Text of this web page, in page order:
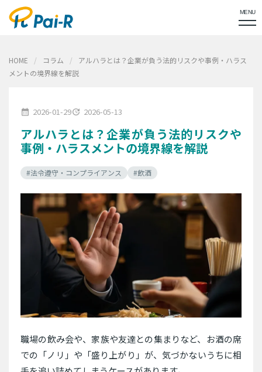
MENU
HOME コラム
アルハラとは？企業が負う法的リスクや事例・ハラス
メントの境界線を解説
calendar_month 2026-01-29update 2026-05-13
アルハラとは？企業が負う法的リスクや
事例・ハラスメントの境界線を解説
#法令遵守・コンプライアンス #飲酒
職場の飲み会や、家族や友達との集まりなど、お酒の席
での「ノリ」や「盛り上がり」が、気づかないうちに相